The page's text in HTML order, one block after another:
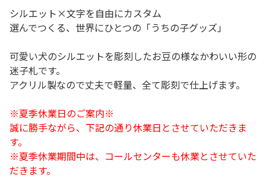
シルエット×文字を自由にカスタム
選んでつくる、世界にひとつの「うちの子グッズ」
可愛い犬のシルエットを彫刻したお豆の様なかわいい形の
迷子札です。
アクリル製なので丈夫で軽量、全て彫刻で仕上げます。
※夏季休業日のご案内※
誠に勝手ながら、下記の通り休業日とさせていただきま
す。
※夏季休業期間中は、コールセンターも休業とさせていた
だきます。